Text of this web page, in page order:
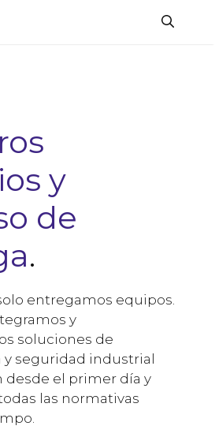
y
de
.
entregamos equipos.
y
soluciones de
seguridad industrial
desde el primer día y
las normativas